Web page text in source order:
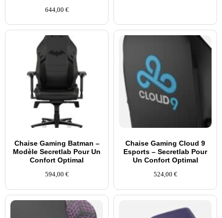
644,00 €
Chaise Gaming Batman –
Modèle Secretlab Pour Un
Confort Optimal
594,00 €
Chaise Gaming Cloud 9
Esports – Secretlab Pour
Un Confort Optimal
524,00 €